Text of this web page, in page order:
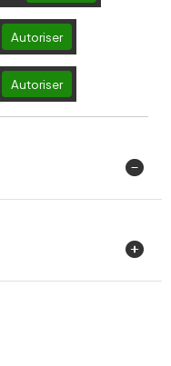
Autoriser
Autoriser